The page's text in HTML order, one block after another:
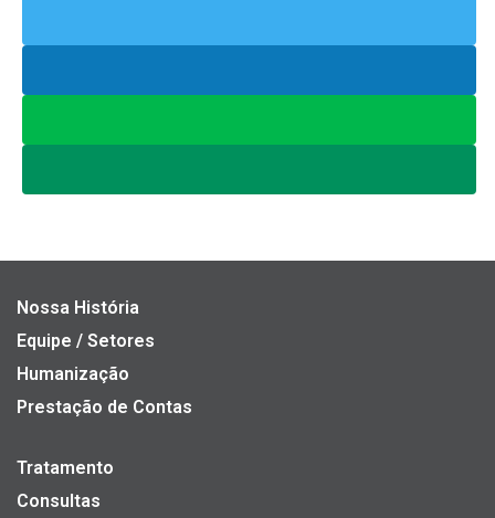
Nossa História
Equipe / Setores
Humanização
Prestação de Contas
Tratamento
Consultas